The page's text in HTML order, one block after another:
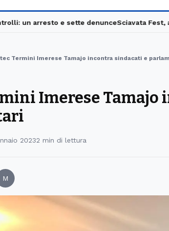
un arresto e sette denunceSciavata Fest, a
Termini Imerese Tamajo incontra sindacati e
Imerese Tamajo
20232 min di lettura
M